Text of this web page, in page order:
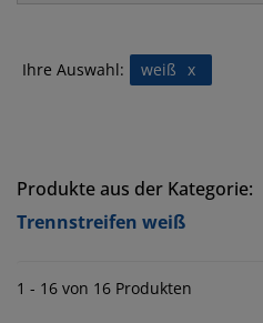
Ihre Auswahl: x
weiß
Produkte aus der Kategorie:
Trennstreifen weiß
1 - 16 von 16 Produkten